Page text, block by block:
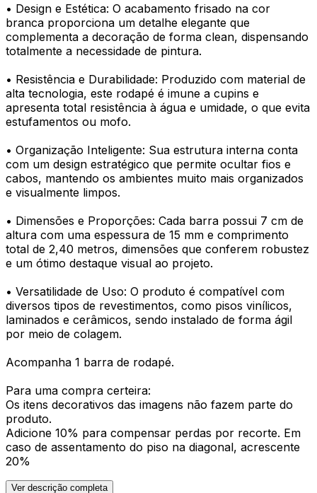
• Design e Estética: O acabamento frisado na cor
branca proporciona um detalhe elegante que
complementa a decoração de forma clean, dispensando
totalmente a necessidade de pintura.
• Resistência e Durabilidade: Produzido com material de
alta tecnologia, este rodapé é imune a cupins e
apresenta total resistência à água e umidade, o que evita
estufamentos ou mofo.
• Organização Inteligente: Sua estrutura interna conta
com um design estratégico que permite ocultar fios e
cabos, mantendo os ambientes muito mais organizados
e visualmente limpos.
• Dimensões e Proporções: Cada barra possui 7 cm de
altura com uma espessura de 15 mm e comprimento
total de 2,40 metros, dimensões que conferem robustez
e um ótimo destaque visual ao projeto.
• Versatilidade de Uso: O produto é compatível com
diversos tipos de revestimentos, como pisos vinílicos,
laminados e cerâmicos, sendo instalado de forma ágil
por meio de colagem.
Acompanha 1 barra de rodapé.
Para uma compra certeira:
Os itens decorativos das imagens não fazem parte do
produto.
Adicione 10% para compensar perdas por recorte. Em
caso de assentamento do piso na diagonal, acrescente
20%
Ver descrição completa